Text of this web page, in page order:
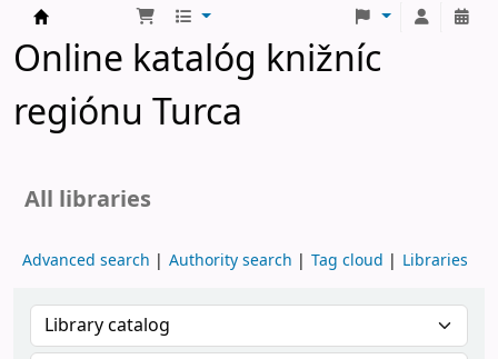
Turčianske knižnice
Online katalóg knižníc
regiónu Turca
All libraries
Advanced search Authority search Tag cloud Libraries